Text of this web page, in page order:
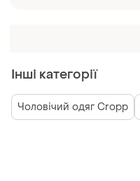
Інші категорії
Чоловічий одяг Cropp